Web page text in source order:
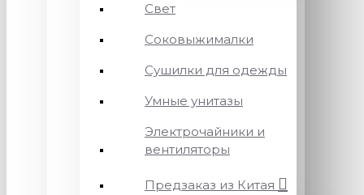
Свет
Соковыжималки
Сушилки для одежды
Умные унитазы
Электрочайники и
вентиляторы
Предзаказ из Китая